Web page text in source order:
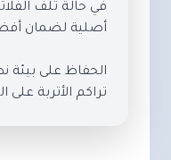
في حالة تلف
أصلية لضمان
الحفاظ على بيئة
تراكم الأتربة على